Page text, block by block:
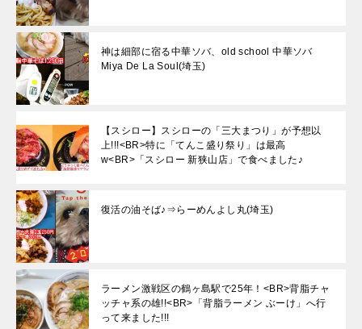
神は細部に宿る中華ソバ、old school 中華ソバ
Miya De La Soul(埼玉)
【スシロー】スシローの「三大まつり」が予想以
上!!!<BR>特に「てんこ盛り祭り」は最高
w<BR>「スシロー 新狭山店」で食べました♪
復活の油そば♪⇒らーめんよし丸(埼玉)
ラーメン激戦区の鶴ヶ島駅で25年！<BR>背脂チャ
ッチャ系の雄!!<BR>「背脂ラーメン ぶーけ」へ行
って来ました!!!